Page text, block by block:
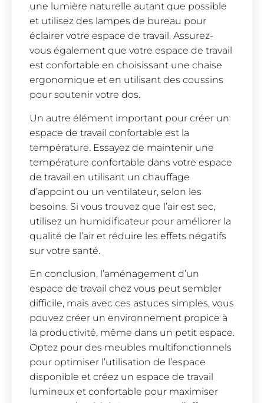
une lumière naturelle autant que possible
et utilisez des lampes de bureau pour
éclairer votre espace de travail. Assurez-
vous également que votre espace de travail
est confortable en choisissant une chaise
ergonomique et en utilisant des coussins
pour soutenir votre dos.
Un autre élément important pour créer un
espace de travail confortable est la
température. Essayez de maintenir une
température confortable dans votre espace
de travail en utilisant un chauffage
d’appoint ou un ventilateur, selon les
besoins. Si vous trouvez que l’air est sec,
utilisez un humidificateur pour améliorer la
qualité de l’air et réduire les effets négatifs
sur votre santé.
En conclusion, l’aménagement d’un
espace de travail chez vous peut sembler
difficile, mais avec ces astuces simples, vous
pouvez créer un environnement propice à
la productivité, même dans un petit espace.
Optez pour des meubles multifonctionnels
pour optimiser l’utilisation de l’espace
disponible et créez un espace de travail
lumineux et confortable pour maximiser